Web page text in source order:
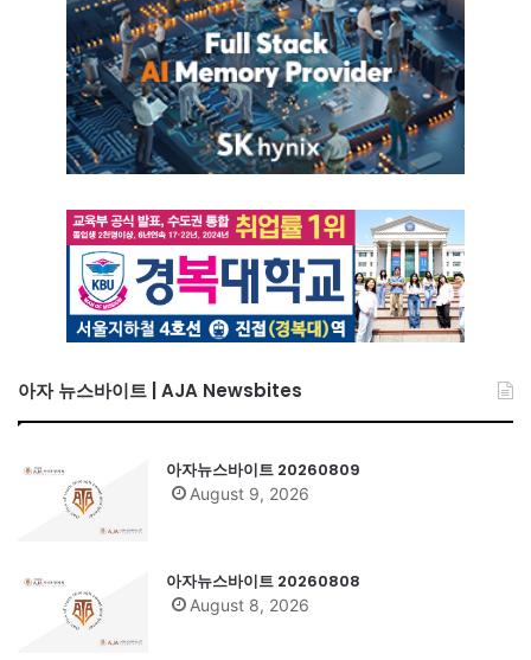
아자 뉴스바이트 | AJA Newsbites
아자뉴스바이트 20260809
August 9, 2026
아자뉴스바이트 20260808
August 8, 2026